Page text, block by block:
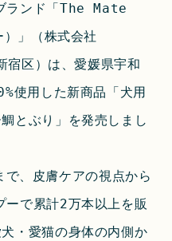
ランド「The Mate
」（株式会社
区）は、愛媛県宇和
使用した新商品「犬用
とぶり」を発売しまし
、皮膚ケアの視点から
ーで累計2万本以上を販
・愛猫の身体の内側か